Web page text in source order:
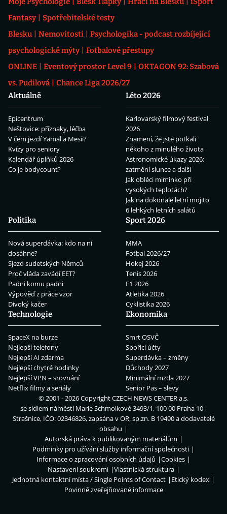
Fantasy
Spotřebitelské testy
Blesku
Nemovitosti
Psychologika - podcast rozbíjející
psychologické mýty
Fotbalové přestupy
ONLINE
Eventový prostor Level 9
OKTAGON 92: Szabová
vs. Pudilová
Chance Liga 2026/27
Aktuálně
Epicentrum
Neštovice: příznaky, léčba
V čem jezdí Yamal a Mesii?
Kvízy pro seniory
Kalendář úplňků 2026
Co je bodycount?
Léto 2026
Karlovarský filmový festival
2026
Znamení, že jste potkali
někoho z minulého života
Astronomické úkazy 2026:
zatmění slunce a další
Jak obléci miminko při
vysokých teplotách?
Jak na dokonalé letní mojito
6 lehkých letních salátů
Politika
Nová superdávka: kdo na ní
dosáhne?
Sjezd sudetských Němců
Proč vláda zavádí EET?
Padni komu padni
Výpověď z práce vzor
Divoký kačer
Sport 2026
MMA
Fotbal 2026/27
Hokej 2026
Tenis 2026
F1 2026
Atletika 2026
Cyklistika 2026
Technologie
SpaceX na burze
Nejlepší telefony
Nejlepší AI zdarma
Nejlepší chytré hodinky
Nejlepší VPN – srovnání
Netflix filmy a seriály
Ekonomika
Smrt OSVČ
Spořicí účty
Superdávka – změny
Důchody 2027
Minimální mzda 2027
Senior Pas – slevy
© 2001 - 2026 CopyrightCZECH NEWS CENTER a.s.
se sídlem náměstí Marie Schmolkové 3493/1, 100 00 Praha 10 -
Strašnice, IČO: 02346826, zapsána v OR, sp.zn. B 19490 a dodavatelé
obsahu
Autorská práva k publikovaným materiálům
Podmínky pro užívání služby informační společnosti
Informace o zpracování osobních údajů
Cookies
Nastavení soukromí
Vlastnická struktura
Jednotná kontaktní místa / Single Points of Contact
Etický kodex
Povinně zveřejňované informace